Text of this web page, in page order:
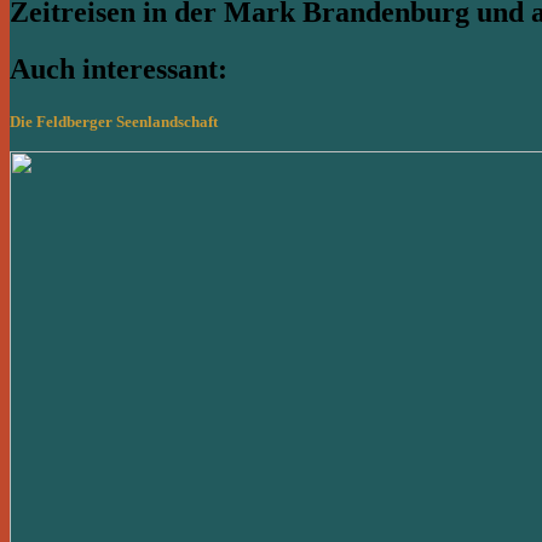
Zeitreisen in der Mark Brandenburg und
Auch interessant:
Die Feldberger Seenlandschaft